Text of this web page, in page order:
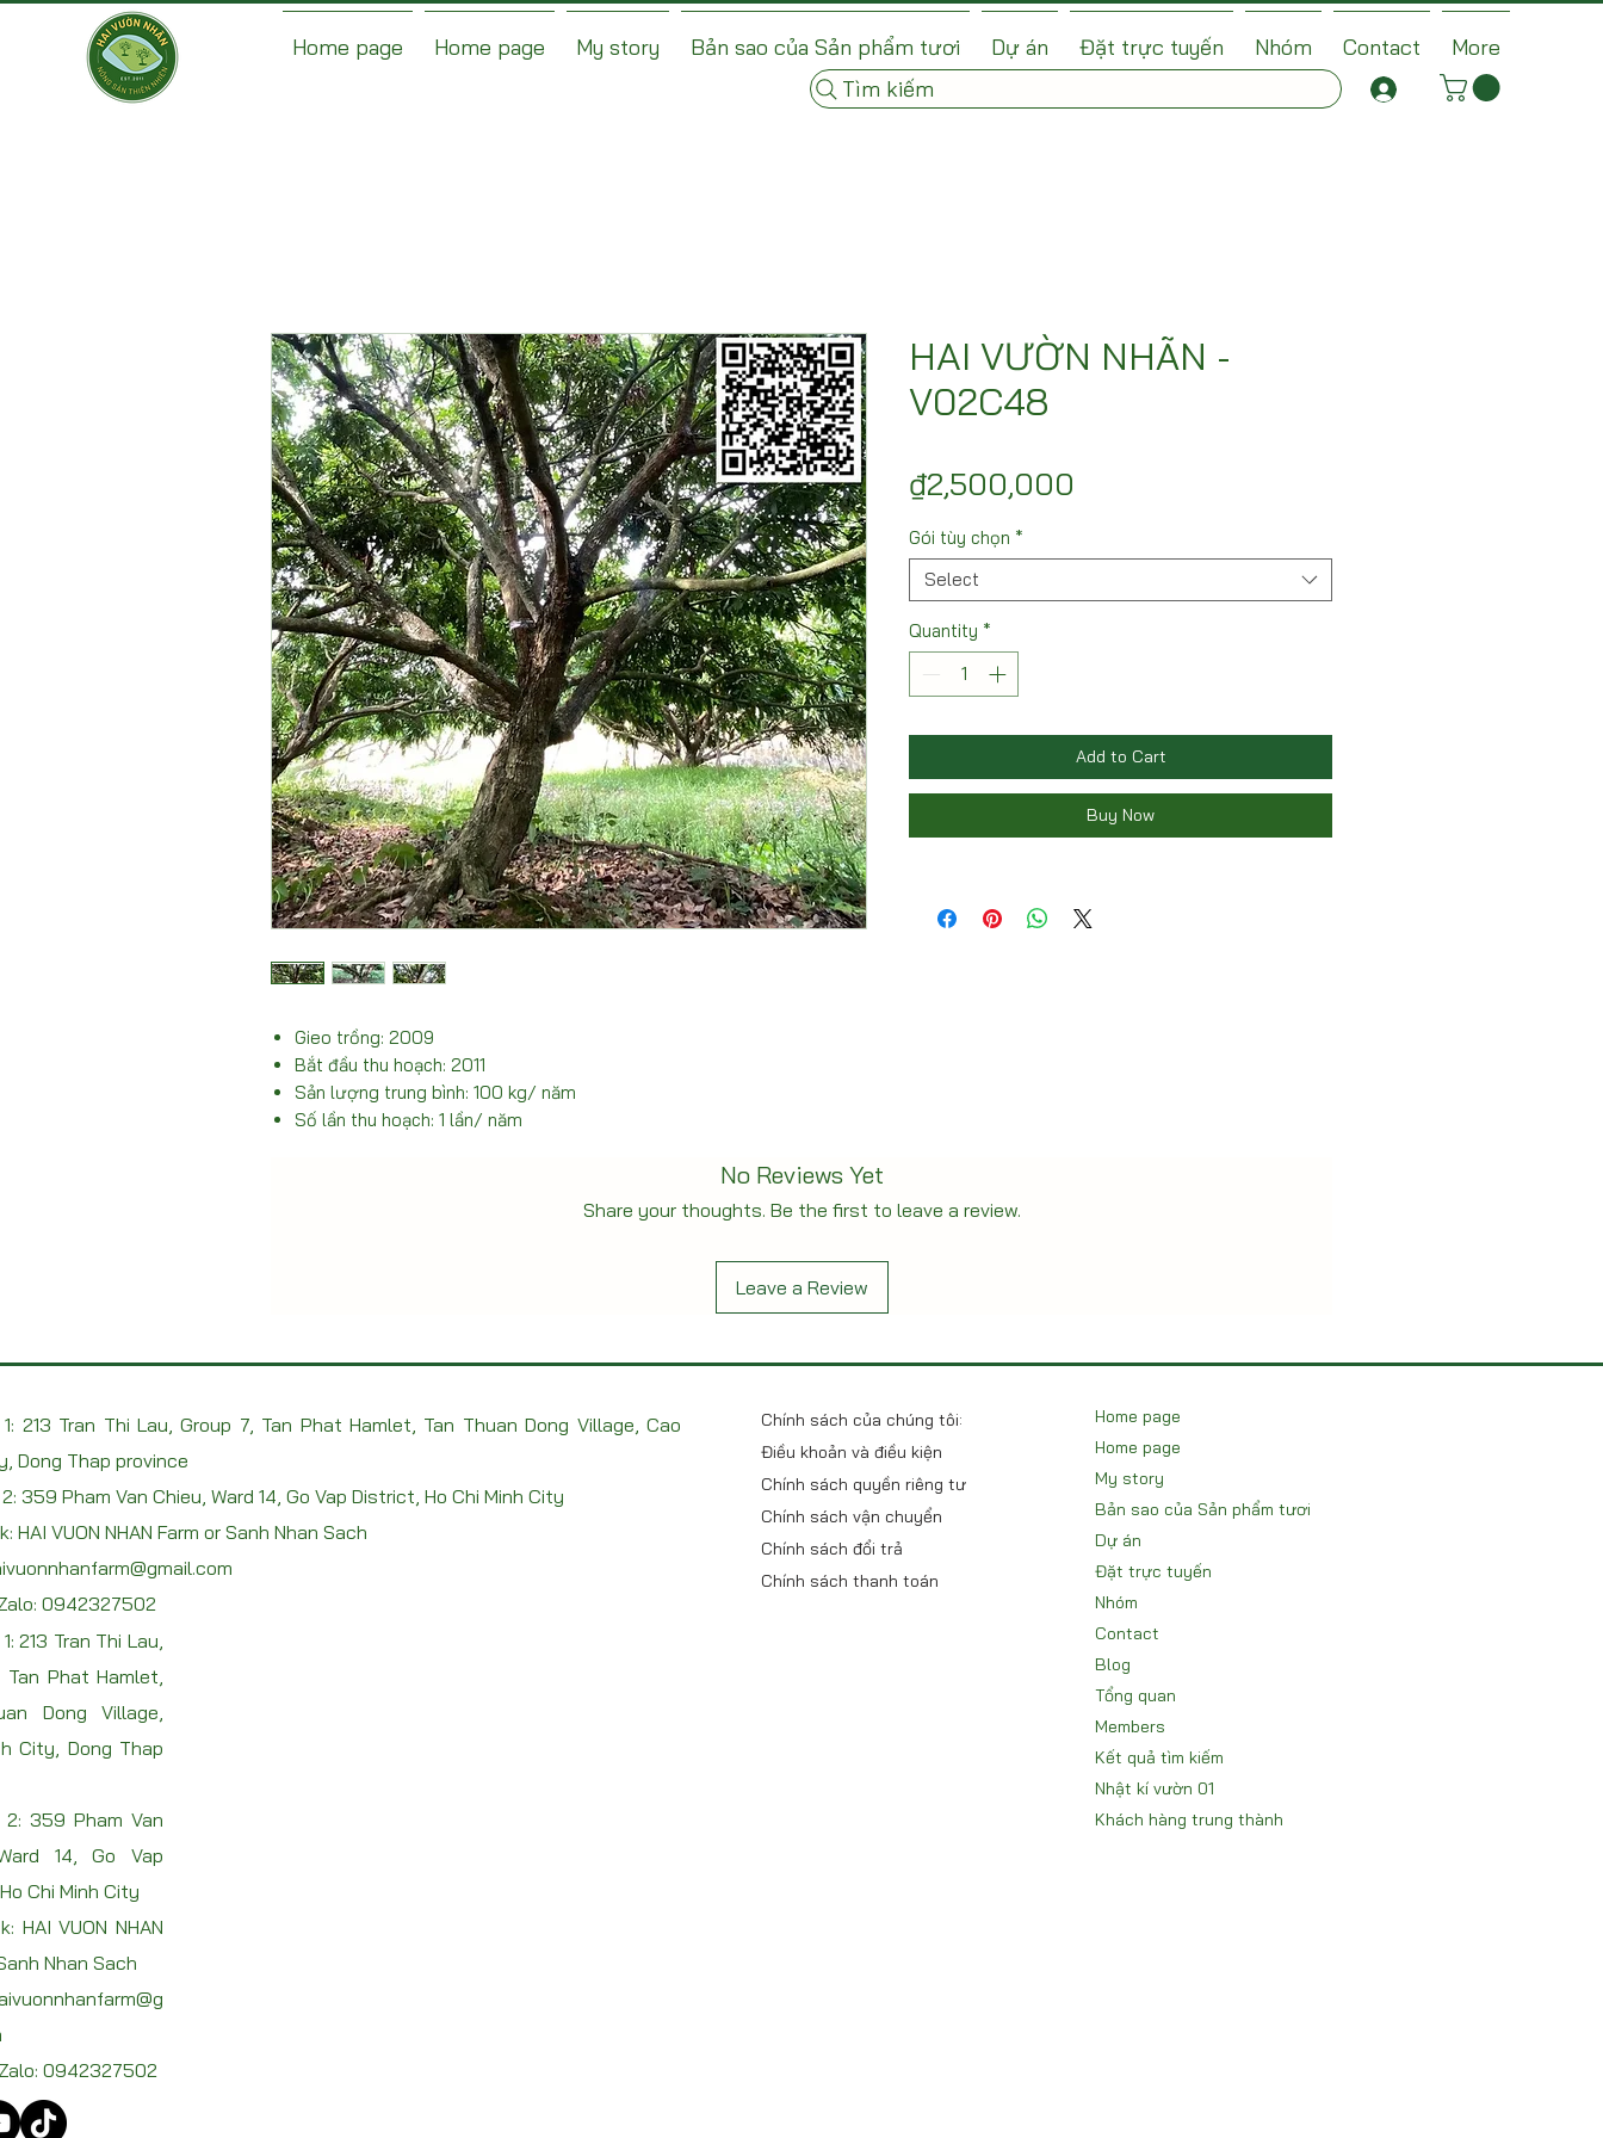
Home page Home page My story Bản sao của Sản phẩm tươi Dự án Đặt trực tuyến Nhóm Contact
More
Tìm kiếm
Gieo trồng: 2009
Bắt đầu thu hoạch: 2011
Sản lượng trung bình: 100 kg/ năm
Số lần thu hoạch: 1 lần/ năm
HAI VƯỜN NHÃN -
V02C48
₫2,500,000
Gói tùy chọn *
Select
Quantity *
Add to Cart
Buy Now
No Reviews Yet
Share your thoughts. Be the first to leave a review.
Leave a Review
213 Tran Thi Lau, Group 7, Tan Phat Hamlet, Tan Thuan Dong Village, Cao
Dong Thap province
359 Pham Van Chieu, Ward 14, Go Vap District, Ho Chi Minh City
HAI VUON NHAN Farm or Sanh Nhan Sach
0942327502
213 Tran Thi Lau,
Tan Phat Hamlet,
Dong Village,
City, Dong Thap
2: 359 Pham Van
14, Go Vap
Chi Minh City
HAI VUON NHAN
Nhan Sach
0942327502
Điều khoản và điều kiện
Chính sách quyền riêng tư
Chính sách vận chuyển
Chính sách đổi trả
Chính sách thanh toán
Chính sách của chúng tôi:
Home page
Home page
My story
Bản sao của Sản phẩm tươi
Dự án
Đặt trực tuyến
Nhóm
Contact
Blog
Tổng quan
Members
Kết quả tìm kiếm
Nhật kí vườn 01
Khách hàng trung thành